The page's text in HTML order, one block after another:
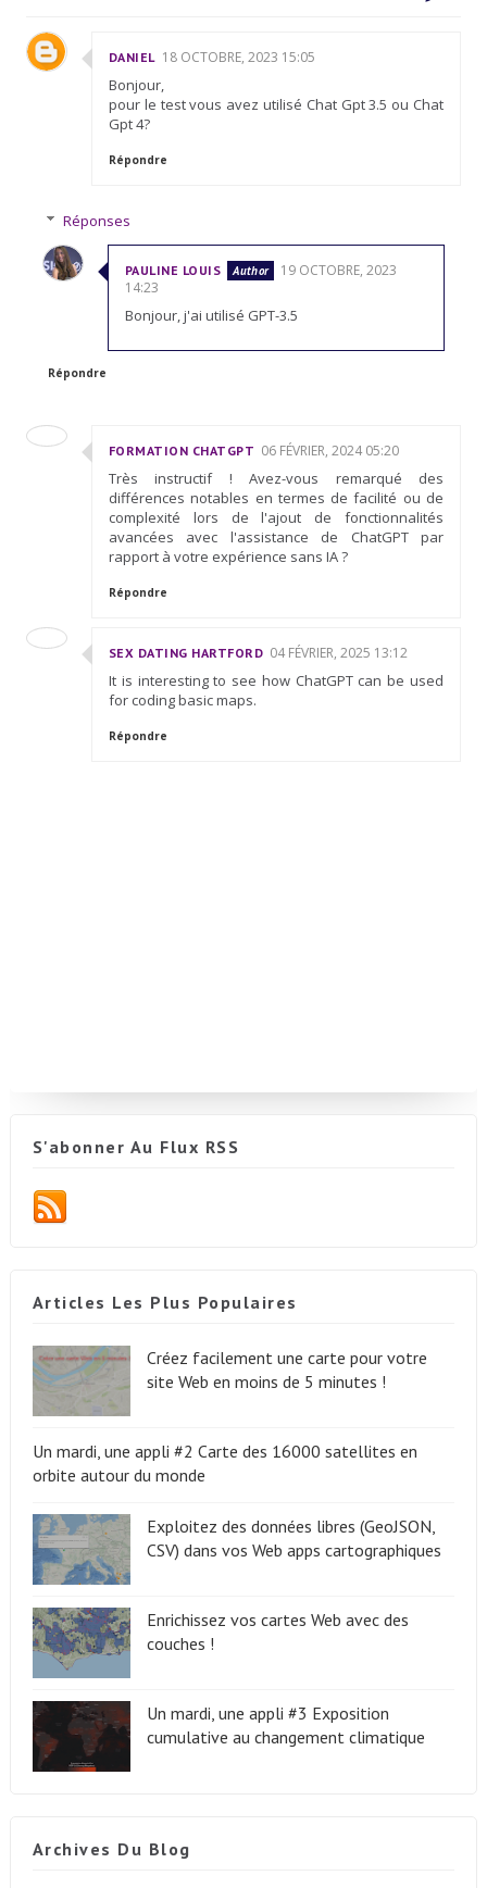
DANIEL 18 OCTOBRE, 2023 15:05
Bonjour,
pour le test vous avez utilisé Chat Gpt 3.5 ou Chat
Gpt 4?
Répondre
Réponses
PAULINE LOUIS
19 OCTOBRE, 2023
14:23
Bonjour, j'ai utilisé GPT-3.5
Répondre
FORMATION CHATGPT 06 FÉVRIER, 2024 05:20
Très instructif ! Avez-vous remarqué des
différences notables en termes de facilité ou de
complexité lors de l'ajout de fonctionnalités
avancées avec l'assistance de ChatGPT par
rapport à votre expérience sans IA ?
Répondre
SEX DATING HARTFORD 04 FÉVRIER, 2025 13:12
It is interesting to see how ChatGPT can be used
for coding basic maps.
Répondre
S'abonner Au Flux RSS
Articles Les Plus Populaires
Créez facilement une carte pour votre
site Web en moins de 5 minutes !
Un mardi, une appli #2 Carte des 16000 satellites en
orbite autour du monde
Exploitez des données libres (GeoJSON,
CSV) dans vos Web apps cartographiques
Enrichissez vos cartes Web avec des
couches !
Un mardi, une appli #3 Exposition
cumulative au changement climatique
Archives Du Blog